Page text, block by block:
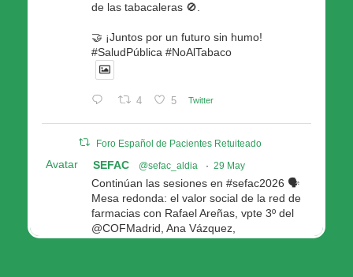
de las tabacaleras 🚫.
🤝 ¡Juntos por un futuro sin humo!
#SaludPública #NoAlTabaco
4 5 Twitter
Foro Español de Pacientes Retuiteado
Avatar SEFAC @sefac_aldia · 29 May
Continúan las sesiones en #sefac2026 🗣️
Mesa redonda: el valor social de la red de
farmacias con Rafael Areñas, vpte 3º del
@COFMadrid, Ana Vázquez,
@fep_pacientes Galicia, Antón Acevedo, d